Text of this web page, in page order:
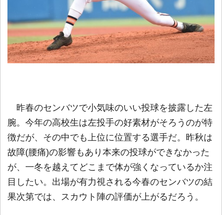
昨春のセンバツで小気味のいい投球を披露した左
腕。今年の高校生は左投手の好素材がそろうのが特
徴だが、その中でも上位に位置する選手だ。昨秋は
故障(腰痛)の影響もあり本来の投球ができなかった
が、一冬を越えてどこまで体が強くなっているか注
目したい。出場が有力視される今春のセンバツの結
果次第では、スカウト陣の評価が上がるだろう。